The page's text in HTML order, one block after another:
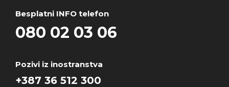
Besplatni INFO telefon
080 02 03 06
Pozivi iz inostranstva
+387 36 512 300